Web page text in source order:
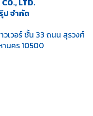
LTD.
ป จำกัด
วเวอร์ ชั้น 33 ถนน สุรวงศ์
านคร 10500